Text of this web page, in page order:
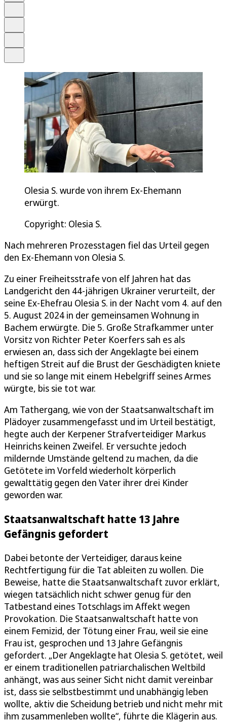
Olesia S. wurde von ihrem Ex-Ehemann
erwürgt.
Copyright: Olesia S.
Nach mehreren Prozesstagen fiel das Urteil gegen
den Ex-Ehemann von Olesia S.
Zu einer Freiheitsstrafe von elf Jahren hat das
Landgericht den 44-jährigen Ukrainer verurteilt, der
seine Ex-Ehefrau Olesia S. in der Nacht vom 4. auf den
5. August 2024 in der gemeinsamen Wohnung in
Bachem erwürgte. Die 5. Große Strafkammer unter
Vorsitz von Richter Peter Koerfers sah es als
erwiesen an, dass sich der Angeklagte bei einem
heftigen Streit auf die Brust der Geschädigten kniete
und sie so lange mit einem Hebelgriff seines Armes
würgte, bis sie tot war.
Am Tathergang, wie von der Staatsanwaltschaft im
Plädoyer zusammengefasst und im Urteil bestätigt,
hegte auch der Kerpener Strafverteidiger Markus
Heinrichs keinen Zweifel. Er versuchte jedoch
mildernde Umstände geltend zu machen, da die
Getötete im Vorfeld wiederholt körperlich
gewalttätig gegen den Vater ihrer drei Kinder
geworden war.
Staatsanwaltschaft hatte 13 Jahre
Gefängnis gefordert
Dabei betonte der Verteidiger, daraus keine
Rechtfertigung für die Tat ableiten zu wollen. Die
Beweise, hatte die Staatsanwaltschaft zuvor erklärt,
wiegen tatsächlich nicht schwer genug für den
Tatbestand eines Totschlags im Affekt wegen
Provokation. Die Staatsanwaltschaft hatte von
einem Femizid, der Tötung einer Frau, weil sie eine
Frau ist, gesprochen und 13 Jahre Gefängnis
gefordert. „Der Angeklagte hat Olesia S. getötet, weil
er einem traditionellen patriarchalischen Weltbild
anhängt, was aus seiner Sicht nicht damit vereinbar
ist, dass sie selbstbestimmt und unabhängig leben
wollte, aktiv die Scheidung betrieb und nicht mehr mit
ihm zusammenleben wollte“, führte die Klägerin aus.